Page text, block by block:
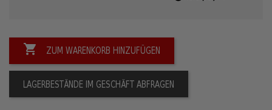
 ZUM WARENKORB HINZUFÜGEN
LAGERBESTÄNDE IM GESCHÄFT ABFRAGEN